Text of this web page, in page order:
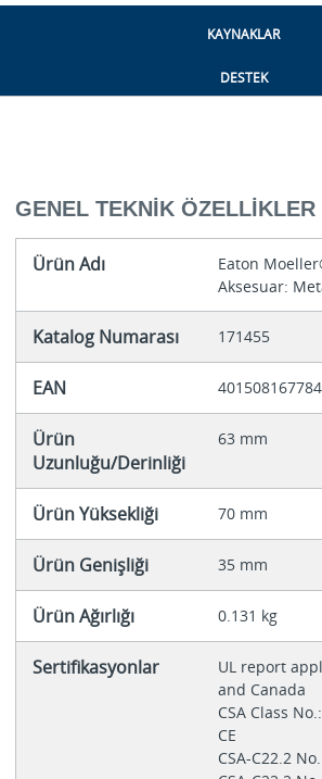
KAYNAKLAR
DESTEK
GENEL TEKNIK ÖZELLIKLER
Ürün Adı
Eaton
Aksesuar:
Katalog Numarası 171455
EAN
Ürün
Uzunluğu/Derinliği
63 mm
Ürün Yüksekliği 70 mm
Ürün Genişliği 35 mm
Ürün Ağırlığı 0.131 kg
Sertifikasyonlar
UL report
and Canada
CSA Class
CE
CSA-C22.2